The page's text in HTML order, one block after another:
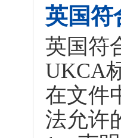
英国符
英国符
UKCA
在文件
法允许